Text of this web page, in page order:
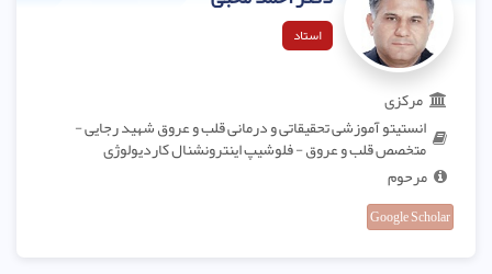
استاد
مرکزی
انستیتو آموزشی تحقیقاتی و درمانی قلب و عروق شهید رجایی -
متخصص قلب و عروق - فلوشیپ اینترونشنال کاردیولوژی
مرحوم
Google Scholar